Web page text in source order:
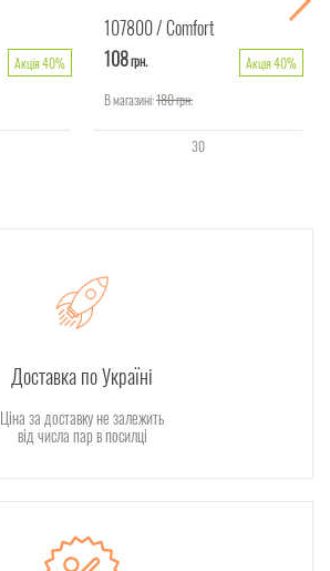
Акція 40%
107800 Comfort
108грн.
Акція 40%
В магазині:180грн.
30
Доставка по Україні
Ціна за доставку не залежить
від числа пар в посилці